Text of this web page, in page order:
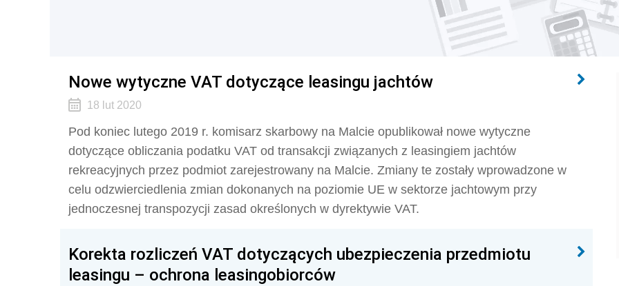
Nowe wytyczne VAT dotyczące leasingu jachtów
18 lut 2020
Pod koniec lutego 2019 r. komisarz skarbowy na Malcie opublikował nowe wytyczne
dotyczące obliczania podatku VAT od transakcji związanych z leasingiem jachtów
rekreacyjnych przez podmiot zarejestrowany na Malcie. Zmiany te zostały wprowadzone w
celu odzwierciedlenia zmian dokonanych na poziomie UE w sektorze jachtowym przy
jednoczesnej transpozycji zasad określonych w dyrektywie VAT.
Korekta rozliczeń VAT dotyczących ubezpieczenia przedmiotu
leasingu – ochrona leasingobiorców